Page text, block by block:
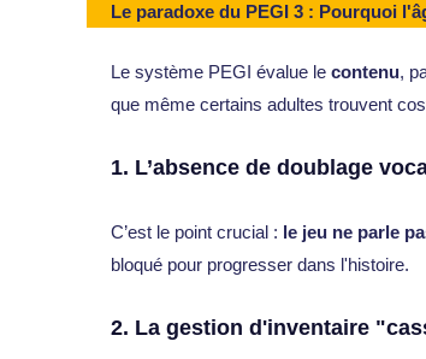
Le paradoxe du PEGI 3 : Pourquoi
Le système PEGI évalue le contenu,
que même certains adultes trouvent
1. L’absence de doublage
C’est le point crucial : le jeu ne parle
bloqué pour progresser dans l'histoire.
2. La gestion d'inventaire